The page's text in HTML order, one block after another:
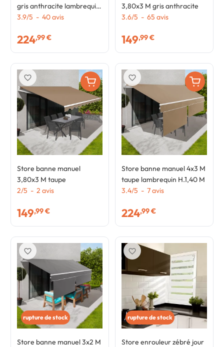
gris anthracite lambrequin
H.1,50 M
3.9/5 - 40avis
224,99 €
3,80x3 M gris anthracite
3.6/5 - 65 avis
149,99 €
Store banne manuel
3,80x3 M taupe
2/5 - 2 avis
149,99 €
favorite_border
Store banne manuel 4x3 M
taupe lambrequin H.1,40 M
3.4/5 - 7avis
224,99 €
favorite_border
rupture de stock
Store banne manuel 3x2 M
favorite_border
rupture de stock
Store enrouleur zébré jour
favorite_border